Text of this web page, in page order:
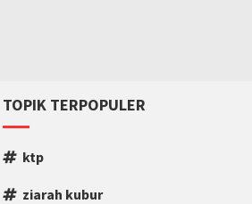
TOPIK TERPOPULER
ktp
ziarah kubur